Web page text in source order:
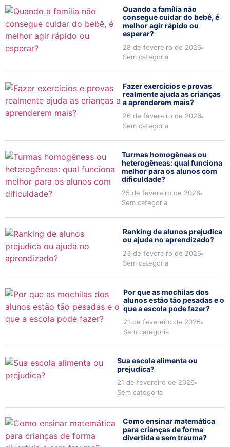
Quando a família não
consegue cuidar do bebê, é
melhor agir rápido ou
esperar?
28 de fevereiro de 2026
Sem categoria
Fazer exercícios e provas
realmente ajuda as crianças
a aprenderem mais?
26 de fevereiro de 2026
Sem categoria
Turmas homogêneas ou
heterogêneas: qual funciona
melhor para os alunos com
dificuldade?
25 de fevereiro de 2026
Sem categoria
Ranking de alunos prejudica
ou ajuda no aprendizado?
23 de fevereiro de 2026
Sem categoria
Por que as mochilas dos
alunos estão tão pesadas e o
que a escola pode fazer?
21 de fevereiro de 2026
Sem categoria
Sua escola alimenta ou
prejudica?
21 de fevereiro de 2026
Sem categoria
Como ensinar matemática
para crianças de forma
divertida e sem trauma?